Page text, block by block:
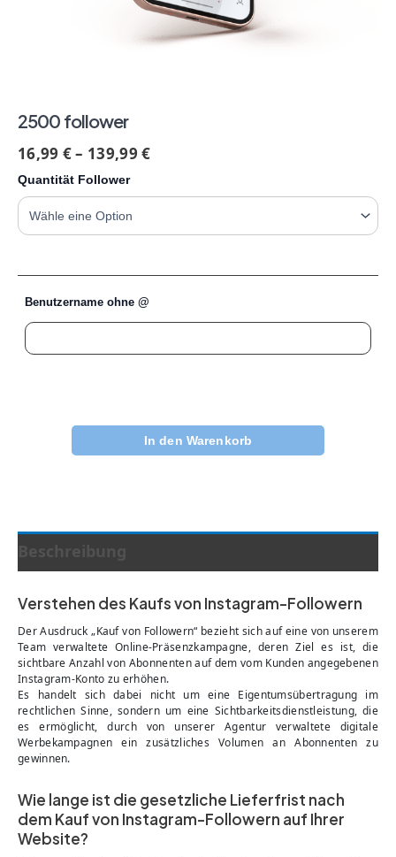
2500 follower
16,99 €– 139,99€
Quantität Follower
Benutzername ohne @
In den Warenkorb
Beschreibung
Verstehen des Kaufs von Instagram-Followern
Der Ausdruck „Kauf von Followern“ bezieht sich auf eine von unserem
Team verwaltete Online-Präsenzkampagne, deren Ziel es ist, die
sichtbare Anzahl von Abonnenten auf dem vom Kunden angegebenen
Instagram-Konto zu erhöhen.
Es handelt sich dabei nicht um eine Eigentumsübertragung im
rechtlichen Sinne, sondern um eine Sichtbarkeitsdienstleistung, die
es ermöglicht, durch von unserer Agentur verwaltete digitale
Werbekampagnen ein zusätzliches Volumen an Abonnenten zu
gewinnen.
Wie lange ist die gesetzliche Lieferfrist nach
dem Kauf von Instagram-Followern auf Ihrer
Website?